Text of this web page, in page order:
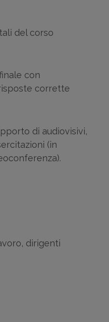
18.00 (pausa
- Rivoli (TO) (
del corso
con
corrette
di audiovisivi,
(in
dirigenti